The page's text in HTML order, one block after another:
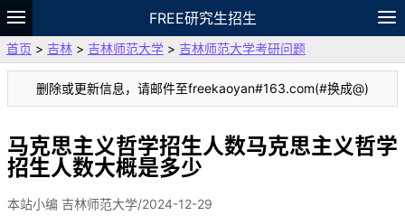
FREE研究生招生
题库
故事 专题 APP 笔记
论坛
VIP
资料
首页 > 吉林 > 吉林师范大学 > 吉林师范大学考研问题
删除或更新信息，请邮件至freekaoyan#163.com(#换成@)
马克思主义哲学招生人数马克思主义哲学
招生人数大概是多少
本站小编 吉林师范大学/2024-12-29